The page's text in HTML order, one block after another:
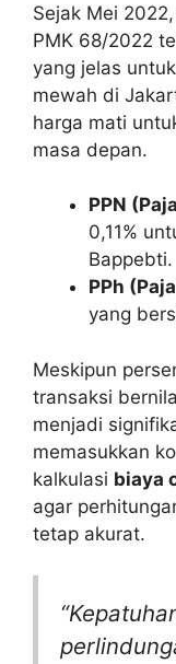
Sejak Mei
PMK 68/2022
yang jelas
mewah di
harga mati
masa depan.
PPN
0,11%
Bappebti.
PPh
yang
Meskipun
transaksi
menjadi
memasukkan
kalkulasi biaya
agar
tetap akurat.